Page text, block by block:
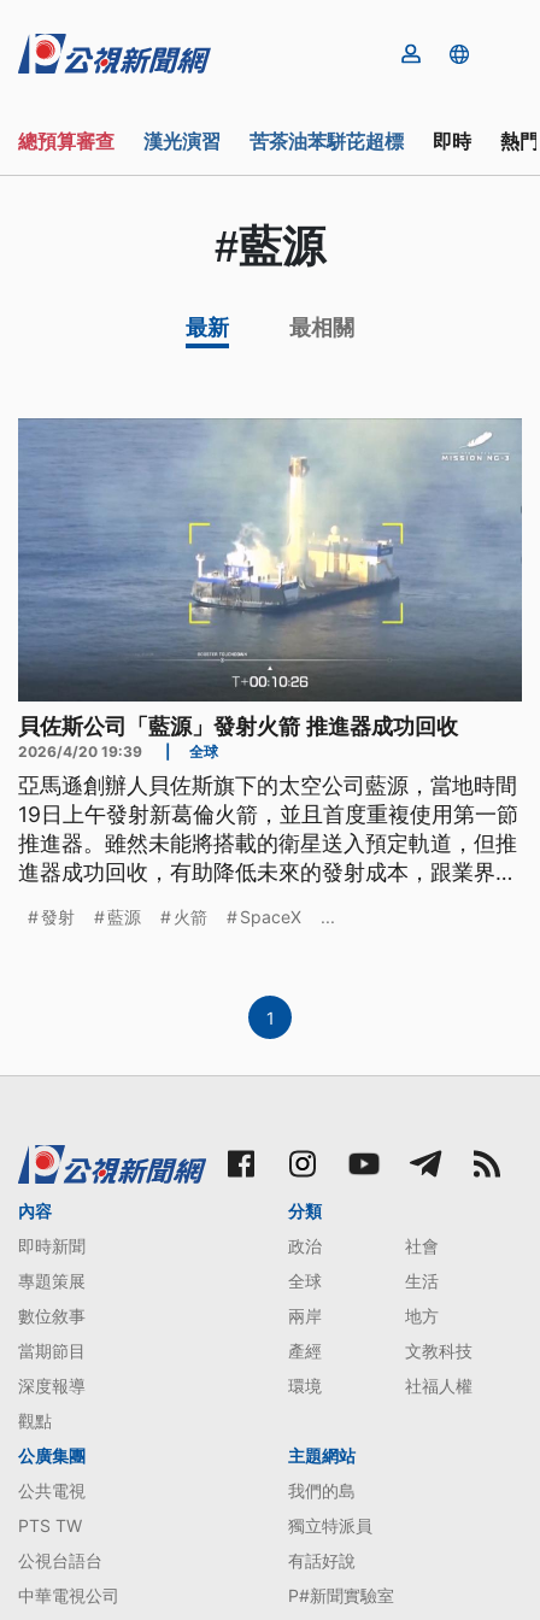
總預算審查 漢光演習 苦茶油苯駢芘超標 即時 熱
#藍源
最新 最相關
貝佐斯公司「藍源」發射火箭 推進器成功回收
2026/4/20 19:39 全球
亞馬遜創辦人貝佐斯旗下的太空公司藍源，當地時間
19日上午發射新葛倫火箭，並且首度重複使用第一節
推進器。雖然未能將搭載的衛星送入預定軌道，但推
進器成功回收，有助降低未來的發射成本，跟業界龍
發射 藍源 火箭 SpaceX ...
1
內容
即時新聞
專題策展
數位敘事
當期節目
深度報導
觀點
分類
政治
社會
全球
生活
兩岸
地方
產經
文教科技
環境
社福人權
公廣集團
公共電視
PTS TW
公視台語台
中華電視公司
主題網站
我們的島
獨立特派員
有話好說
P#新聞實驗室